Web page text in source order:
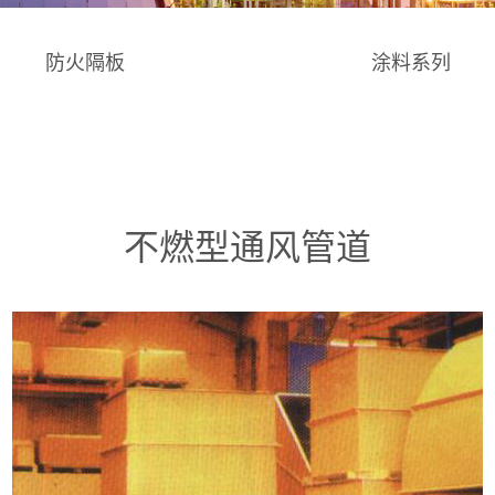
防火隔板 涂料系列
不燃型通风管道